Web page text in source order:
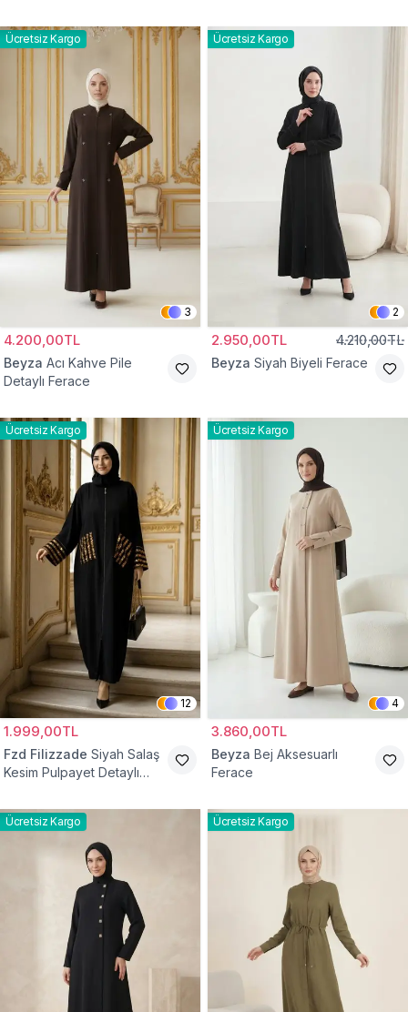
Ücretsiz Kargo
3
4.200,00TL
Beyza Acı Kahve Pile
Detaylı Ferace
Ücretsiz Kargo
2
2.950,00TL 4.210,00TL
Beyza Siyah Biyeli Ferace
Ücretsiz Kargo
12
1.999,00TL
Fzd Filizzade Siyah Salaş
Kesim Pulpayet Detaylı
Ücretsiz Kargo
4
3.860,00TL
Beyza Bej Aksesuarlı
Ferace
Ücretsiz Kargo Ücretsiz Kargo